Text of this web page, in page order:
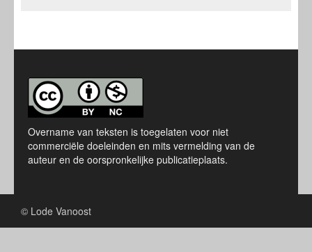
Overname van teksten is toegelaten voor niet
commerciële doeleinden en mits vermelding van de
auteur en de oorspronkelijke publicatieplaats.
© Lode Vanoost